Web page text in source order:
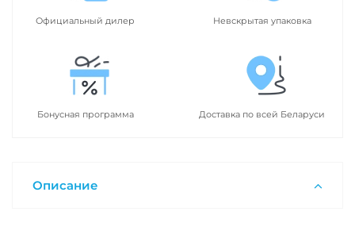
Официальный дилер Невскрытая упаковка
Бонусная программа Доставка по всей Беларуси
Описание